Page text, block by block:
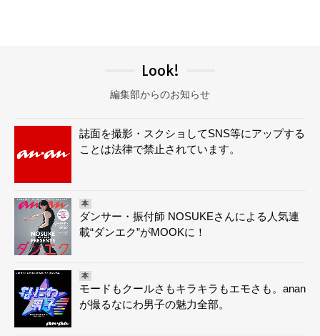
Look!
編集部からのお知らせ
誌面を撮影・スクショしてSNS等にアップする
ことは法律で禁止されています。
本
ダンサー・振付師 NOSUKEさんによる人気連
載“ダンエク”がMOOKに！
本
モードもクールさもキラキラもエモさも。anan
が撮るなにわ男子の魅力全部。